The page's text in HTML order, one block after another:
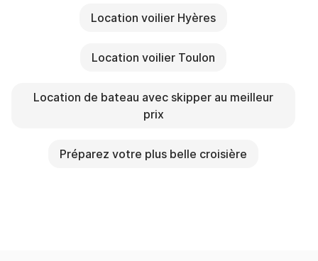
Location voilier Hyères
Location voilier Toulon
Location de bateau avec skipper au meilleur
prix
Préparez votre plus belle croisière